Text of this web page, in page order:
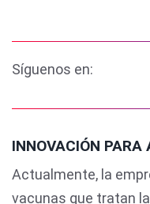
Síguenos en:
INNOVACIÓN
Actualmente, la
vacunas que tratan